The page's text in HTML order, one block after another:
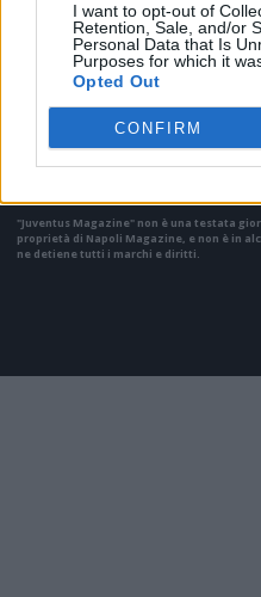
I want to opt-out of
Retention, Sale, and/or
Personal Data that Is
Purposes for which it
Opted Out
CONFIRM
Il materiale (testo, foto e video)
Alcune foto (screenshot) ed articoli
da internet, in quanto arrivati alla nostra
pubblicazione, non avranno che da
"Juventus Magazine" non è una testata
proprietà di Napoli Magazine, e non è in
ne detiene tutti i marchi e diritti.